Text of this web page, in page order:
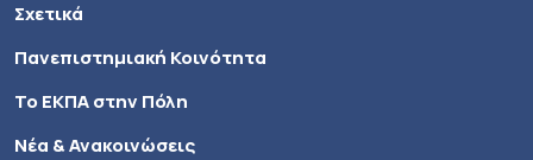
Σχετικά
Πανεπιστημιακή Κοινότητα
Το ΕΚΠΑ στην Πόλη
Νέα & Ανακοινώσεις